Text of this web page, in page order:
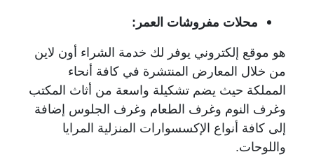
محلات مفروشات العمر:
هو موقع إلكتروني يوفر لك خدمة الشراء أون لاين
من خلال المعارض المنتشرة في كافة أنحاء
المملكة حيث يضم تشكيلة واسعة من أثاث المكتب
وغرف النوم وغرف الطعام وغرف الجلوس إضافة
إلى كافة أنواع الإكسسوارات المنزلية المرايا
واللوحات.